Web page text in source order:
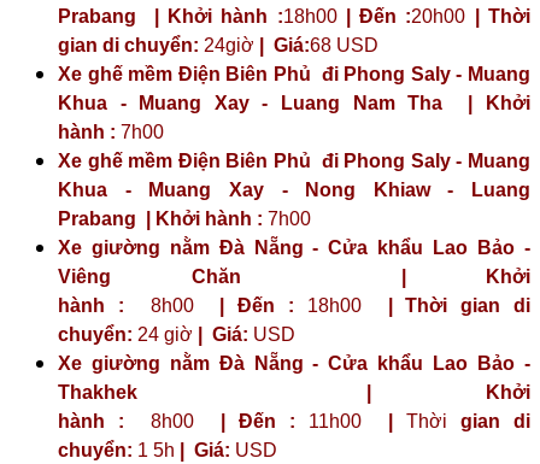
Prabang | Khởi hành :18h00| Đến :20h00 | Thời
gian di chuyển: 24giờ | Giá:68 USD
Xe ghế mềm Điện Biên Phủ đi Phong Saly - Muang
Khua - Muang Xay - Luang Nam Tha | Khởi
hành : 7h00
Xe ghế mềm Điện Biên Phủ đi Phong Saly - Muang
Khua - Muang Xay - Nong Khiaw - Luang
Prabang | Khởi hành : 7h00
Xe giường nằm Đà Nẵng - Cửa khẩu Lao Bảo -
Viêng Chăn | Khởi
hành : 8h00| Đến : 18h00| Thời gian di
chuyển: 24 giờ | Giá: USD
Xe giường nằm Đà Nẵng - Cửa khẩu Lao Bảo -
Thakhek | Khởi
hành : 8h00 | Đến : 11h00 Thời gian di
chuyển: 1 5h Giá: USD